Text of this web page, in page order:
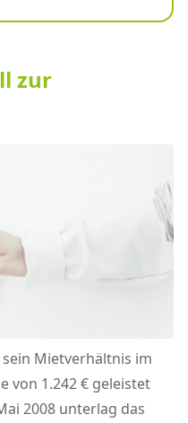
zur
Mietverhältnis im
von 1.242 € geleistet
2008 unterlag das